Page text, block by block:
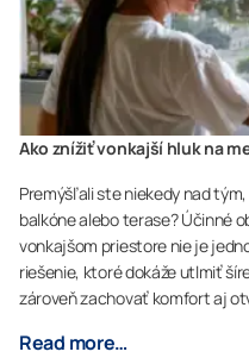
Ako znížiť vonkajší hluk na
Premýšľali ste niekedy nad
balkóne alebo terase? Účinné
vonkajšom priestore nie je
riešenie, ktoré dokáže utlmiť
zároveň zachovať komfort aj
Read more…